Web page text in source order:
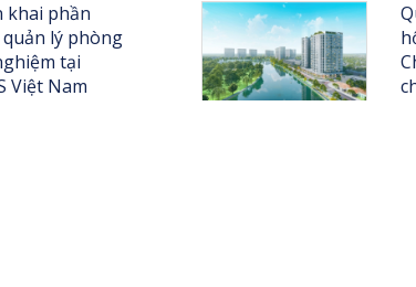
khai phần
quản lý phòng
tại
Việt Nam